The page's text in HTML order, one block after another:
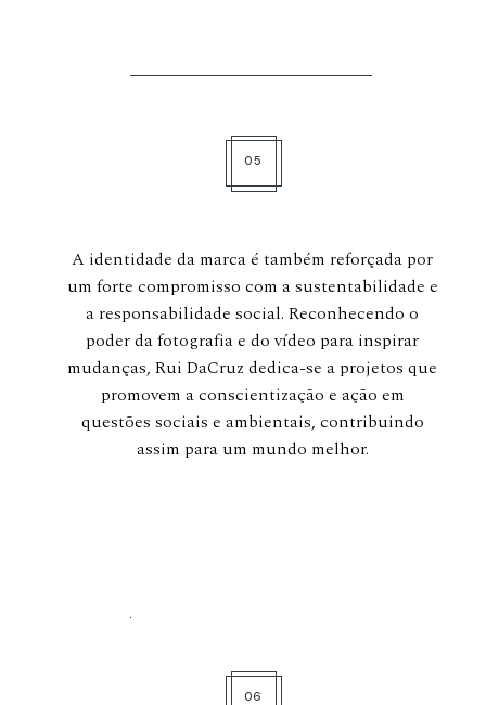
05
06
A identidade da marca é também reforçada por
um forte compromisso com a sustentabilidade e
a responsabilidade social. Reconhecendo o
poder da fotografia e do vídeo para inspirar
mudanças, Rui DaCruz dedica-se a projetos que
promovem a conscientização e ação em
questões sociais e ambientais, contribuindo
assim para um mundo melhor.